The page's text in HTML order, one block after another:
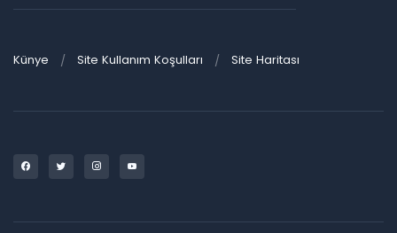
Künye Site Kullanım Koşulları Site Haritası